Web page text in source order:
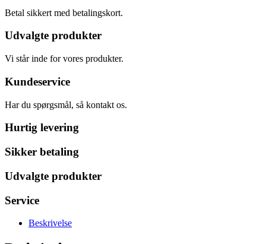
Betal sikkert med betalingskort.
Udvalgte produkter
Vi står inde for vores produkter.
Kundeservice
Har du spørgsmål, så kontakt os.
Hurtig levering
Sikker betaling
Udvalgte produkter
Service
Beskrivelse